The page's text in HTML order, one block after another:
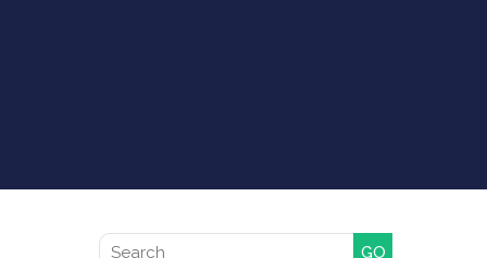
Productos
Search for: